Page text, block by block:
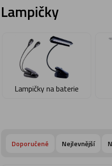
Lampičky
Lampičky na baterie
Doporučené Nejlevnější